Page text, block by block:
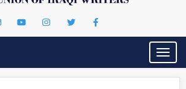
Toggle
navigation